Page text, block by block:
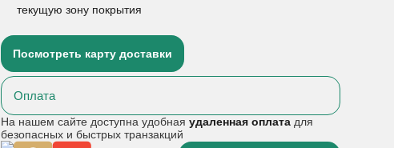
текущую зону покрытия
Посмотреть карту доставки
Оплата
На нашем сайте доступна удобнаяудаленная оплата для
безопасных и быстрых транзакций